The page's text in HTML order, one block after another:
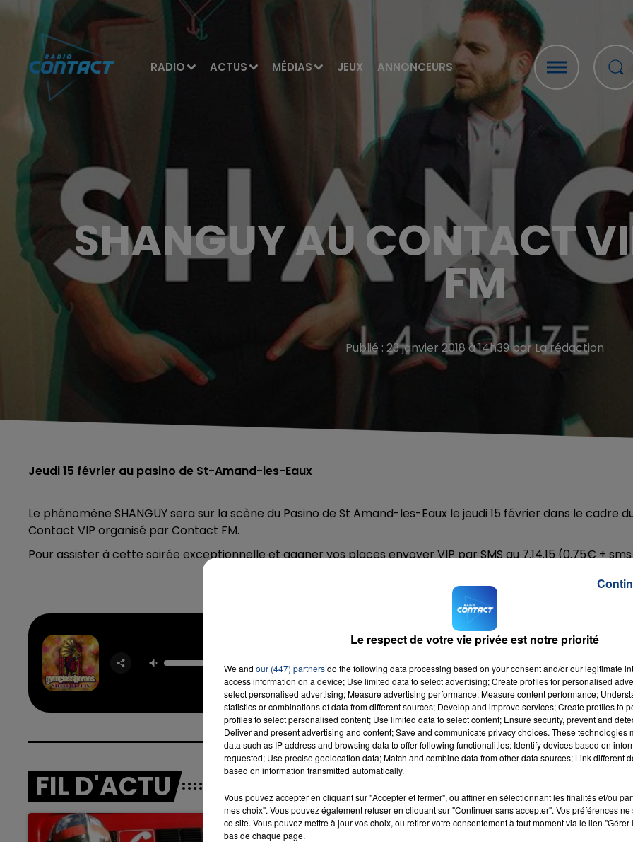
RADIO ACTUS MÉDIAS JEUX ANNONCEURS
SHANGUY AU CONTACT
FM
Publié : 23 janvier 2018 à 14h39 par La rédaction
Jeudi 15 février au pasino de St-Amand-les-Eaux
Le phénomène SHANGUYsera sur la scène du Pasino de St Amand-les-Eaux le jeudi 15 février dans le cadre
Contact VIP organisé par Contact FM.
Pour assister à cette soirée exceptionnelle et gagner vos places envoyer VIP par SMS au 7.14.15 (0.75€ +
HEROES &
ADAM LEVINE
FIL D'ACTU
Le respect de votre vie privée est notre priorité
We and our (447) partnersdo the following data processing based on your consent and/or our legitimate
access information on a device; Use limited data to select advertising; Create profiles for personalised
select personalised advertising; Measure advertising performance; Measure content performance;
statistics or combinations of data from different sources; Develop and improve services; Create profiles to
profiles to select personalised content; Use limited data to select content; Ensure security, prevent and
Deliver and present advertising and content; Save and communicate privacy choices. These technologies
data such as IP address and browsing data to offer following functionalities: Identify devices based on
requested; Use precise geolocation data; Match and combine data from other data sources; Link different
based on information transmitted automatically.
Vous pouvez accepter en cliquant sur "Accepter et fermer", ou affiner en sélectionnant les finalités et/ou
mes choix". Vous pouvez également refuser en cliquant sur "Continuer sans accepter". Vos préférences
ce site. Vous pouvez mettre à jour vos choix, ou retirer votre consentement à tout moment via le lien
bas de chaque page.